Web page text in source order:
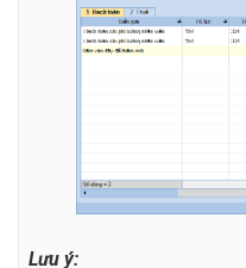
Lưu ý: